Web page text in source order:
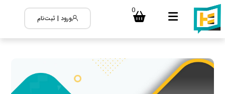
0
ورود | ثبت‌نام